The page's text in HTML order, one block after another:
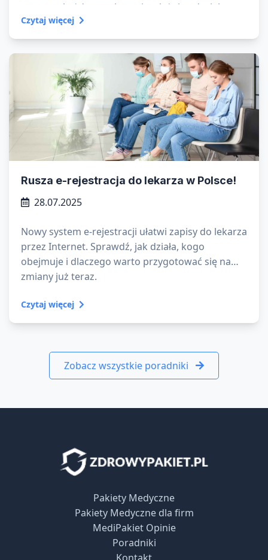
powraca każdego roku – niezależnie od wieku czy
stylu życia. Ale dlaczego chorujemy jesienią i zimą
częściej niż w cieplejszych miesiącach?
Czytaj więcej
Rusza e-rejestracja do lekarza w Polsce!
28.07.2025
Nowy system e-rejestracji ułatwi zapisy do lekarza
przez Internet. Sprawdź, jak działa, kogo
obejmuje i dlaczego warto przygotować się na
zmiany już teraz.
Czytaj więcej
Zobacz wszystkie poradniki
Pakiety Medyczne
Pakiety Medyczne dla firm
MediPakiet Opinie
Poradniki